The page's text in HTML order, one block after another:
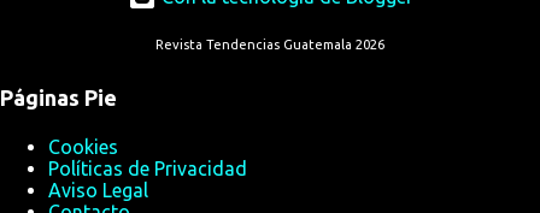
Revista Tendencias Guatemala 2026
Páginas Pie
Cookies
Políticas de Privacidad
Aviso Legal